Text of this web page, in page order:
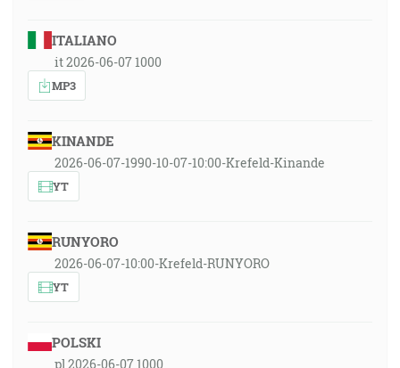
ITALIANO
it 2026-06-07 1000
MP3
KINANDE
2026-06-07-1990-10-07-10:00-Krefeld-Kinande
YT
RUNYORO
2026-06-07-10:00-Krefeld-RUNYORO
YT
POLSKI
pl 2026-06-07 1000